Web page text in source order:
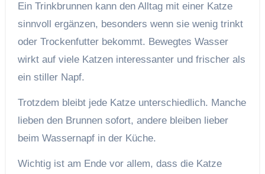
Ein Trinkbrunnen kann den Alltag mit einer Katze
sinnvoll ergänzen, besonders wenn sie wenig trinkt
oder Trockenfutter bekommt. Bewegtes Wasser
wirkt auf viele Katzen interessanter und frischer als
ein stiller Napf.
Trotzdem bleibt jede Katze unterschiedlich. Manche
lieben den Brunnen sofort, andere bleiben lieber
beim Wassernapf in der Küche.
Wichtig ist am Ende vor allem, dass die Katze